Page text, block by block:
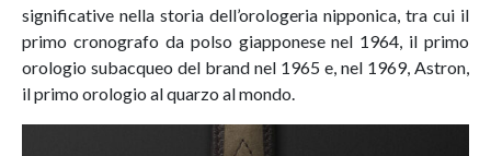
significative nella storia dell’orologeria nipponica, tra cui il
primo cronografo da polso giapponese nel 1964, il primo
orologio subacqueo del brand nel 1965 e, nel 1969, Astron,
il primo orologio al quarzo al mondo.